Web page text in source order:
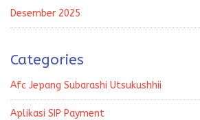
Desember 2025
Categories
Afc Jepang Subarashi Utsukushhii
Aplikasi SIP Payment